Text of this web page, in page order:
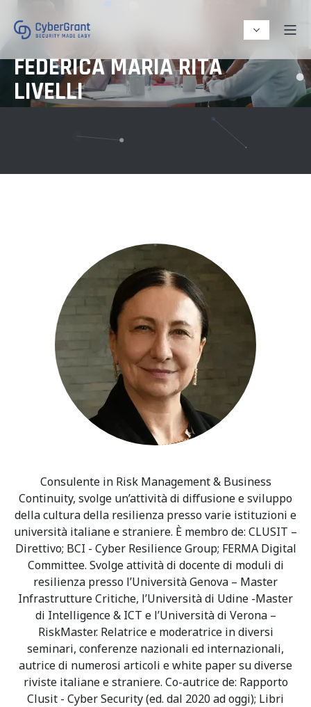
FEDERICA MARIA RITA
LIVELLI
Consulente in Risk Management & Business
Continuity, svolge un’attività di diffusione e sviluppo
della cultura della resilienza presso varie istituzioni e
università italiane e straniere. È membro de: CLUSIT –
Direttivo; BCI - Cyber Resilience Group; FERMA Digital
Committee. Svolge attività di docente di moduli di
resilienza presso l’Università Genova – Master
Infrastrutture Critiche, l’Università di Udine -Master
di Intelligence & ICT e l’Università di Verona –
RiskMaster. Relatrice e moderatrice in diversi
seminari, conferenze nazionali ed internazionali,
autrice di numerosi articoli e white paper su diverse
riviste italiane e straniere. Co-autrice de: Rapporto
Clusit - Cyber Security (ed. dal 2020 ad oggi); Libri